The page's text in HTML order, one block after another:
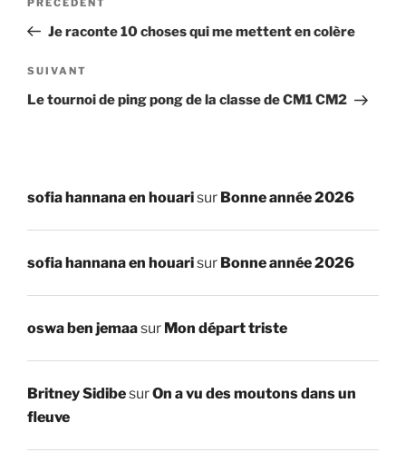
l’article
Article
précédent
Je raconte 10 choses qui me mettent en colère
Article
suivant
SUIVANT
Le tournoi de ping pong de la classe de CM1 CM2
sofia hannana en houarisur Bonne année 2026
sofia hannana en houarisur Bonne année 2026
oswa ben jemaasur Mon départ triste
Britney SidibesurOn a vu des moutons dans un
fleuve